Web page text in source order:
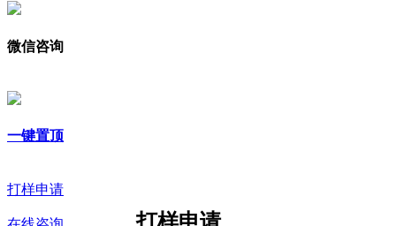
微信咨询
一键置顶
打样申请
打样申请